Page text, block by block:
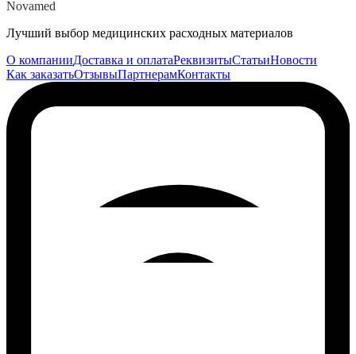
Novamed
Лучший выбор медицинских расходных материалов
О компанииДоставка и оплатаРеквизитыСтатьиНовости
Как заказатьОтзывыПартнерамКонтакты